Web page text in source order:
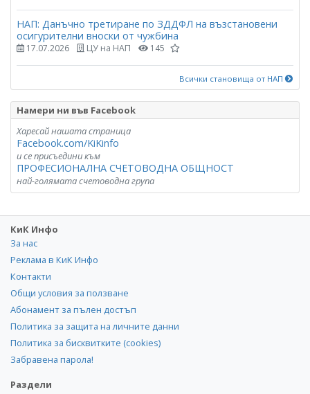
НАП: Данъчно третиране по ЗДДФЛ на възстановени
осигурителни вноски от чужбина
17.07.2026 ЦУ на НАП 145
Всички становища от НАП
Намери ни във Facebook
Харесай нашата страница
Facebook.com/KiKinfo
и се присъедини към
ПРОФЕСИОНАЛНА СЧЕТОВОДНА ОБЩНОСТ
най-голямата счетоводна група
КиК Инфо
За нас
Реклама в КиК Инфо
Контакти
Общи условия за ползване
Абонамент за пълен достъп
Политика за защита на личните данни
Политика за бисквитките (cookies)
Забравена парола!
Раздели